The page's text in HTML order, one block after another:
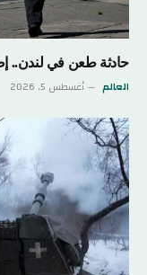
حادثة طعن في لندن.. إصابة 4 رجال واعتقال
العالم أغسطس 5, 2026